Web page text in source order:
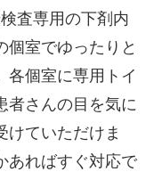
査専用の下剤内
個室でゆったりと
各個室に専用トイ
者さんの目を気に
けていただけま
あればすぐ対応で